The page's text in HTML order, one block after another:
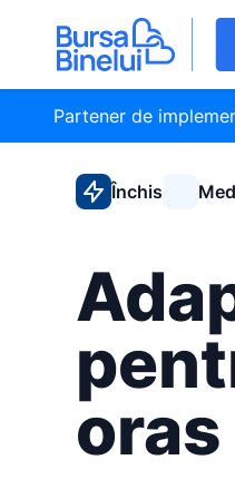
Partener de
Închis
oras